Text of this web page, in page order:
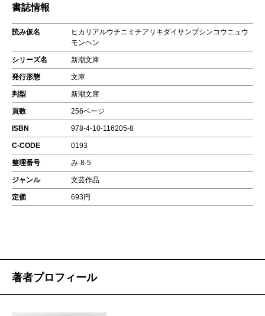
書誌情報
読み仮名
ヒカリアルウチニミチアリキダイサンブシンコウニュウ
モンヘン
シリーズ名 新潮文庫
発行形態 文庫
判型 新潮文庫
頁数 256ページ
ISBN 978-4-10-116205-8
C-CODE 0193
整理番号 み-8-5
ジャンル 文芸作品
定価 693円
著者プロフィール